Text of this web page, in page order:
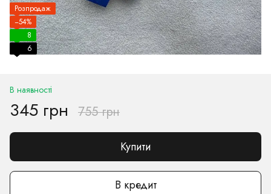
Розпродаж
−54%
8
6
В наявності
345 грн 755 грн
Купити
В кредит